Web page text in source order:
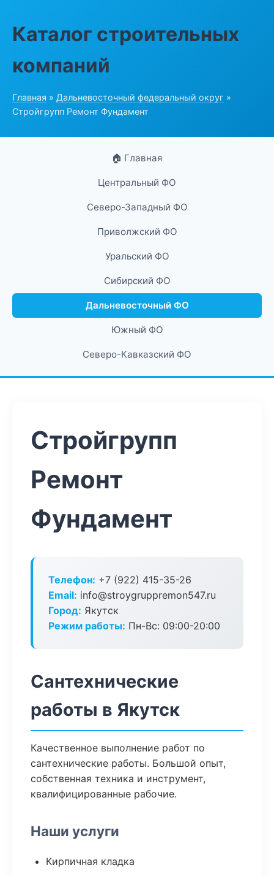
Каталог строительных
компаний
Главная » Дальневосточный федеральный округ »
Стройгрупп Ремонт Фундамент
🏠 Главная
Центральный ФО
Северо-Западный ФО
Приволжский ФО
Уральский ФО
Сибирский ФО
Дальневосточный ФО
Южный ФО
Северо-Кавказский ФО
Стройгрупп
Ремонт
Фундамент
Телефон: +7 (922) 415-35-26
Email: info@stroygruppremon547.ru
Город: Якутск
Режим работы: Пн-Вс: 09:00-20:00
Сантехнические
работы в Якутск
Качественное выполнение работ по
сантехнические работы. Большой опыт,
собственная техника и инструмент,
квалифицированные рабочие.
Наши услуги
Кирпичная кладка